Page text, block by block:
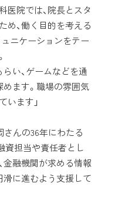
院では、院長とスタ
め、働く目的を考える
ニケーションをテー
い、ゲームなどを通
めます。職場の雰囲気
います」
さんの36年にわたる
資担当や責任者とし
金融機関が求める情報
滑に進むよう支援して